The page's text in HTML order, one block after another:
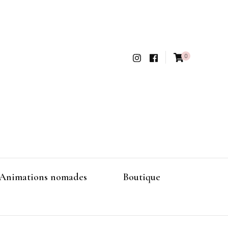
0
nomades
Boutique